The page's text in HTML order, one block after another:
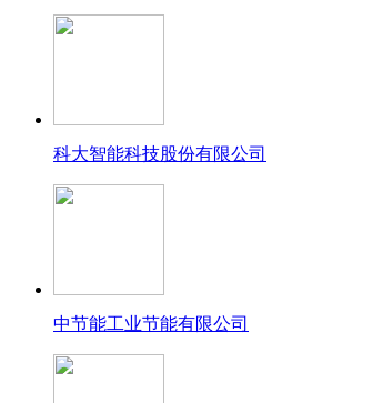
科大智能科技股份有限公司
中节能工业节能有限公司